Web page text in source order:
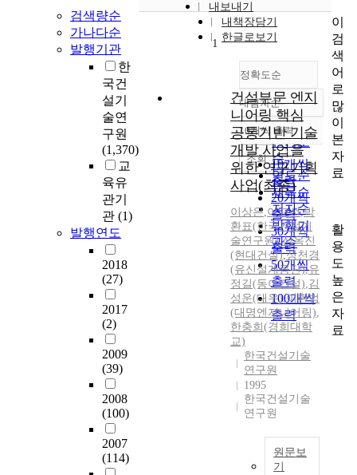
검색량순
가나다순
발행기관
한
국건
설기
술연
구원
(1,370)
교
육유
관기
관 (1)
발행연도
2018
(27)
2017
(2)
2009
(39)
2008
(100)
2007
(114)
내보내기
내책장담기
한글로보기
정확도순
정확도
순
인기도
순
연도순
제목순
저자순
발행기
관순
내림차순
내림차순
10개씩 출력
10개씩
출력
20개씩
출력
30개씩
출력
50개씩
출력
100개씩
출력
조회
1
건설부문 엔지
니어링 핵심
공통기반 기술
개발 사업을
위한 연구기획
사업(최종)
이상은,이교선,박
환표(한국건설기
술연구원),심옥진
(현대건설),성천경
(유신설계공단),유
정길(동아건설),김
성운(대우),이환범
(대명엔지니어링),
한충희(경희대학
교)
한국건설기술
연구원
1995
한국건설기술
연구원
원문보
기
이
검
색
어
로
많
이
본
자
료
활
용
도
높
은
자
료